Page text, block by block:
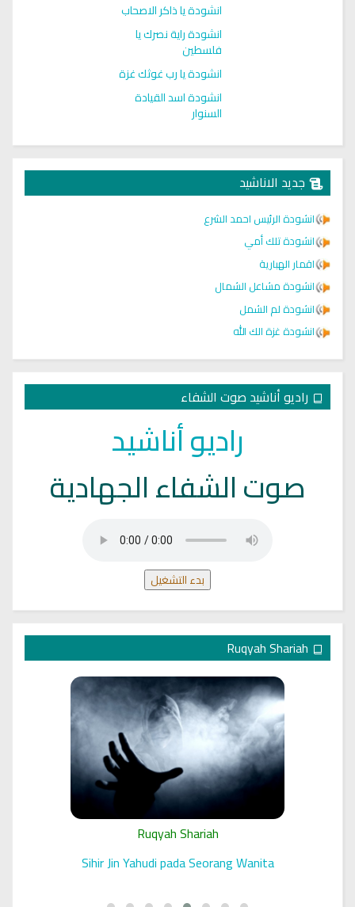
انشودة يا ذاكر الاصحاب
انشودة راية نصرك يا
فلسطين
انشودة يا رب غوثك غزة
انشودة اسد القيادة
السنوار
جديد الاناشيد
انشودة الرئيس احمد الشرع
انشودة تلك أمي
اقمار الهبارية
انشودة مشاعل الشمال
انشودة لم الشمل
انشودة غزة الك الله
راديو أناشيد صوت الشفاء
راديو أناشيد
صوت الشفاء الجهادية
بدء التشغيل
Ruqyah Shariah
Sihir Jin Yahudi pada Seorang Wanita